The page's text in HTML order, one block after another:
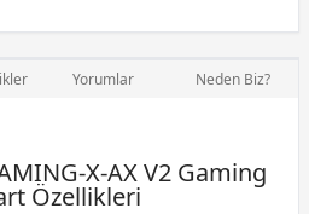
Yorumlar Neden Biz?
X-AX V2 Gaming
Özellikleri